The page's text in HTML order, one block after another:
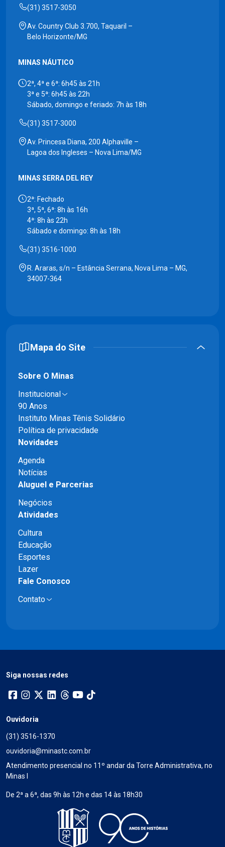
(31) 3517-3050
Av. Country Club 3.700, Taquaril –
Belo Horizonte/MG
MINAS NÁUTICO
2ª, 4ª e 6ª: 6h45 às 21h
3ª e 5ª: 6h45 às 22h
Sábado, domingo e feriado: 7h às 18h
(31) 3517-3000
Av. Princesa Diana, 200 Alphaville –
Lagoa dos Ingleses – Nova Lima/MG
MINAS SERRA DEL REY
2ª: Fechado
3ª, 5ª, 6ª: 8h às 16h
4ª: 8h às 22h
Sábado e domingo: 8h às 18h
(31) 3516-1000
R. Araras, s/n – Estância Serrana, Nova Lima – MG,
34007-364
Mapa do Site
Sobre O Minas
Institucional
90 Anos
Instituto Minas Tênis Solidário
Política de privacidade
Novidades
Agenda
Notícias
Aluguel e Parcerias
Negócios
Atividades
Cultura
Educação
Esportes
Lazer
Fale Conosco
Contato
Siga nossas redes
Ouvidoria
(31) 3516-1370
ouvidoria@minastc.com.br
Atendimento presencial no 11º andar da Torre Administrativa, no
Minas I
De 2ª a 6ª, das 9h às 12h e das 14 às 18h30